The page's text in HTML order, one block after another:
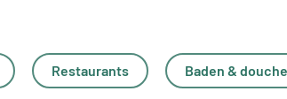
Restaurants Baden &